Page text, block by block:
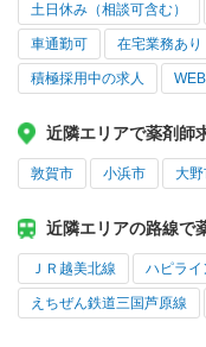
土日休み（相談可含む）
車通勤可 在宅業務あり
積極採用中の求人
近隣エリアで薬剤師
敦賀市 小浜市 大
近隣エリアの路線で
ＪＲ越美北線 ハピライ
えちぜん鉄道三国芦原線